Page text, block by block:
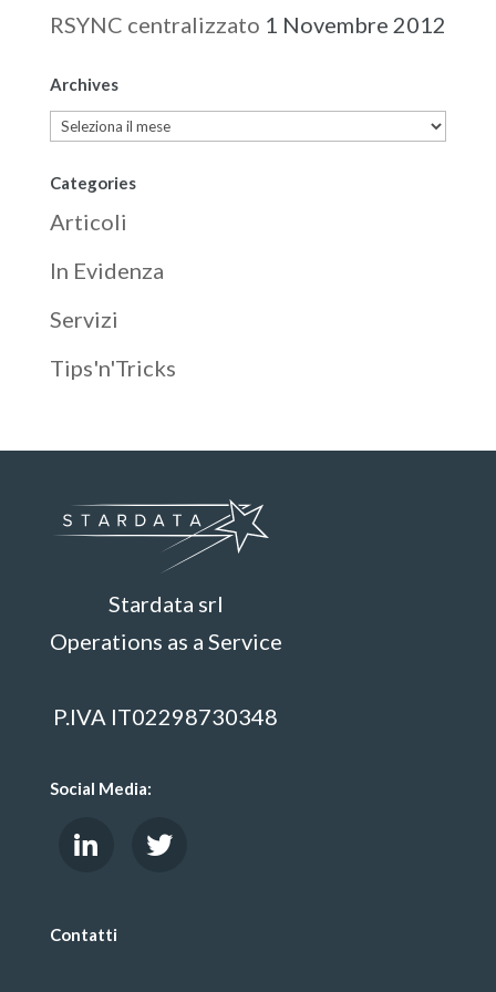
RSYNC centralizzato 1 Novembre 2012
Archives
Archives
Categories
Articoli
In Evidenza
Servizi
Tips'n'Tricks
Stardata srl
Operations as a Service
P.IVA IT02298730348
Social Media:
Contatti